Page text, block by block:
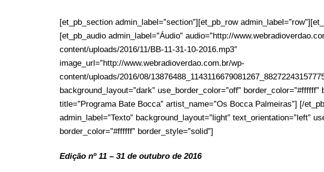
[et_pb_section admin_label=”section”][et_pb_row
[et_pb_audio admin_label=”Áudio” audio=”http://
content/uploads/2016/11/BB-11-31-10-2016.mp3″
image_url=”http://www.webradioverdao.com.br/wp-
content/uploads/2016/08/
background_layout=”dark” use_border_color=”off” border_color=”#ffffff”
title=”Programa Bate Bocca” artist_name=”Os Bocca Palmeiras”] [/
admin_label=”Texto” background_layout=”light” text_orientation=”left”
border_color=”#ffffff” border_style=”solid”]
Edição nº 11 – 31 de outubro de 2016